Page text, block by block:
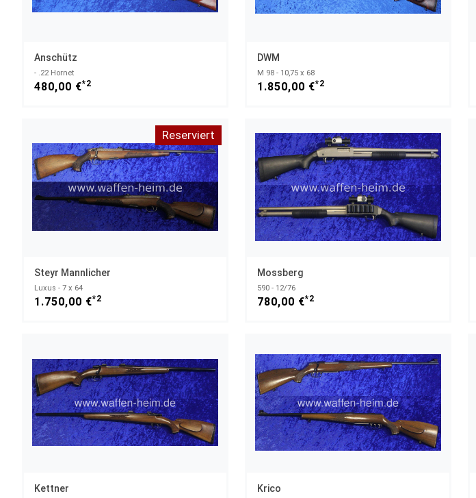
Anschütz
- .22 Hornet
480,00 €*2
DWM
M 98 - 10,75 x 68
1.850,00 €*2
Reserviert
Steyr Mannlicher
Luxus - 7 x 64
1.750,00 €*2
Mossberg
590 - 12/76
780,00 €*2
Kettner Krico